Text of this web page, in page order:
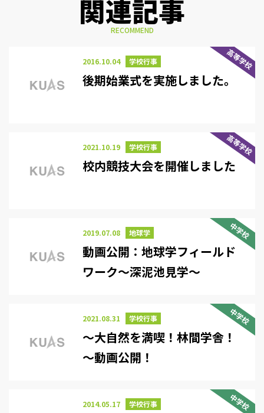
関連記事
RECOMMEND
高等学校
2016.10.04 学校行事
後期始業式を実施しました。
高等学校
2021.10.19 学校行事
校内競技大会を開催しました
中学校
2019.07.08 地球学
動画公開：地球学フィールド
ワーク～深泥池見学～
中学校
2021.08.31 学校行事
～大自然を満喫！林間学舎！
～動画公開！
中学校
2014.05.17 学校行事